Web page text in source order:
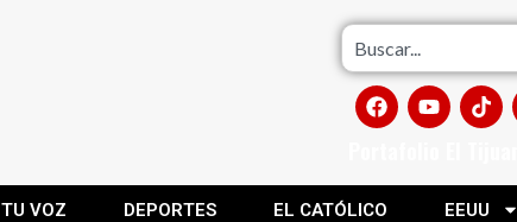
TU VOZ DEPORTES EL CATÓLICO EEUU